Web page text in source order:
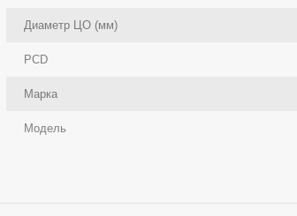
Диаметр ЦО (мм)
PCD
Марка
Модель